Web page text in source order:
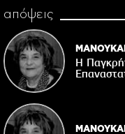
απόψεις
Η